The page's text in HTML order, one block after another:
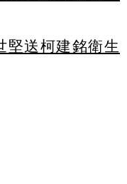
堅送柯建銘衛生